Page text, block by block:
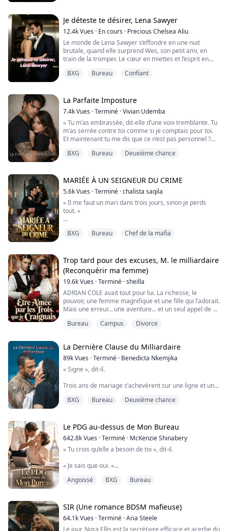
— Non, je n’en ai pas…
— Alors tu dois être marié », coupa Rebecca.
« Je ne suis pas marié.
— Alors qu’est-ce qui t’en empêche ? Quoi ? Je ne te
plais pas ? ...
Je déteste te désirer, Lena Sawyer
12.4kVues · En cours · Precious Chelsea Aliu
Le monde de Lena Sawyer s’effondre en une nuit
brutale, quand elle surprend Wes, son petit ami, en
train de la tromper. Le cœur en miettes et l’esprit en
dangereusement plus âgé, terriblement puissant, et
Mais quand le brouillard se dissipe, Lena découvre que
ce...
BXG Bureau Confiant
La Parfaite Imposture
7.4kVues ·Terminé ·Vivian Udemba
« Tu m’as embrassée, dit-elle d’une voix tremblante. Tu
m’as serrée contre toi comme si je comptais pour toi.
Et maintenant tu me dis que ce n’est pas personnel ?
La mâchoire de Kennedy se crispa. — C’était une
Le mot la transperça.
— Tu n’as pas le droit de me garder tout contre toi une
nuit et de me détruire le lendemain. »
...............................................................
BXG Bureau Deuxième chance
MARIÉE À UN SEIGNEUR DU CRIME
5.6kVues ·Terminé ·chalista saqila
« Il me faut un mari dans trois jours, sinon je perds
tout. »
avaient tourné court, ma mère a menacé d’annuler le
caritative.
Désespérée et grisée au champagne, je suis allée droit
vers l’homme le plus intimidant du gala. Il était froid,
ar...
BXG Bureau Chef de la mafia
Trop tard pour des excuses, M. le milliardaire
(Reconquérir ma femme)
19.6kVues ·Terminé ·sheilla
ADRIAN COLE avait tout pour lui. La richesse, le
pouvoir, une femme magnifique et une fille qui l’adorait.
Mais une erreur… une aventure… et un seul appel de sa
contrôler.
Quand Amelia est partie, elle n’a pas seulement laissé
son mari derrière elle : elle emportait aussi son propre
secret, un secret capable de tout bouleverser.
À présen...
Bureau Campus Divorce
La Dernière Clause du Milliardaire
89kVues ·Terminé · Benedicta Nkemjika
« Signe », dit-il.
Trois ans de mariage s’achevèrent sur une ligne et un
papiers qui faisaient mal — c’était sa façon à lui de ne
Amelia Hart quitta son penthouse ce soir-là avec pour
tout bagage une valise et le cœur en miettes. Elle avait
tout donné à Daniel Sterling — son amour, son identité,
sa...
BXG Bureau Deuxième chance
Le PDG au-dessus de Mon Bureau
642.8kVues ·Terminé · McKenzie Shinabery
« Tu crois qu’elle a besoin de toi », dit-il.
« Je sais que oui. »
« Et si elle ne voulait pas de ce genre de protection ? »
Parce qu’il lui faut un homme capable de lui offrir le
monde. »
Angoissé BXG Bureau
SIR (Une romance BDSM mafieuse)
64.1kVues ·Terminé ·Aria Steele
Le jour, Nora Ellis est la secrétaire efficace et acerbe du